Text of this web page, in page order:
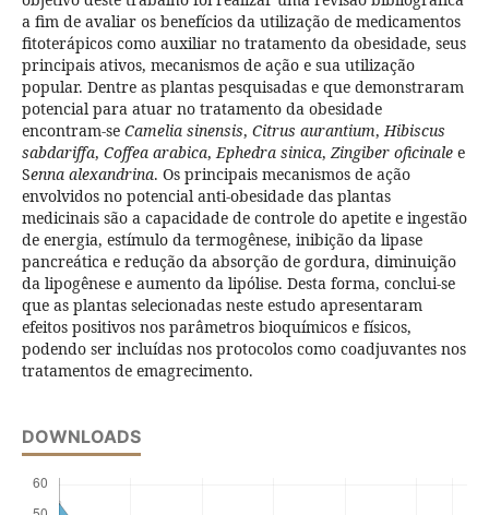
a fim de avaliar os benefícios da utilização de medicamentos
fitoterápicos como auxiliar no tratamento da obesidade, seus
principais ativos, mecanismos de ação e sua utilização
popular. Dentre as plantas pesquisadas e que demonstraram
potencial para atuar no tratamento da obesidade
encontram-se Camelia sinensis, Citrus aurantium,Hibiscus
sabdariffa, Coffea arabica,Ephedra sinica,Zingiber oficinalee
Senna alexandrina. Os principais mecanismos de ação
envolvidos no potencial anti-obesidade das plantas
medicinais são a capacidade de controle do apetite e ingestão
de energia, estímulo da termogênese, inibição da lipase
pancreática e redução da absorção de gordura, diminuição
da lipogênese e aumento da lipólise. Desta forma, conclui-se
que as plantas selecionadas neste estudo apresentaram
efeitos positivos nos parâmetros bioquímicos e físicos,
podendo ser incluídas nos protocolos como coadjuvantes nos
tratamentos de emagrecimento.
DOWNLOADS